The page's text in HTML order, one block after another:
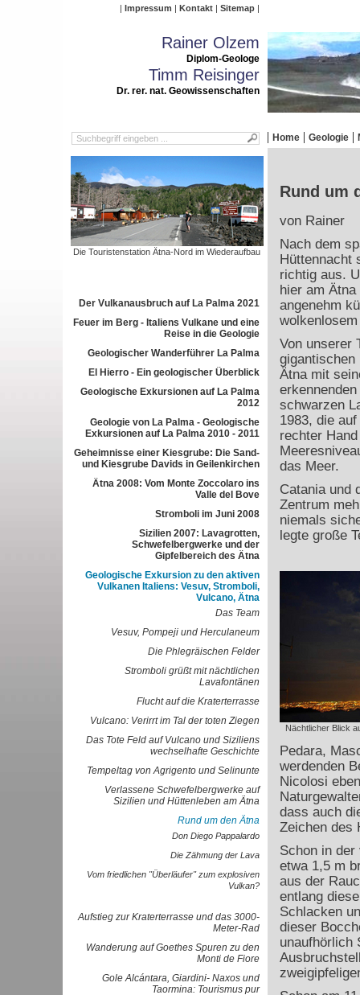
Impressum Kontakt Sitemap
Rainer Olzem
Diplom-Geologe
Timm Reisinger
Dr. rer. nat. Geowissenschaften
Home Geologie
Die Touristenstation Ätna-Nord im Wiederaufbau
Der Vulkanausbruch auf La Palma 2021
Feuer im Berg - Italiens Vulkane und eine
Reise in die Geologie
Geologischer Wanderführer La Palma
El Hierro - Ein geologischer Überblick
Geologische Exkursionen auf La Palma
2012
Geologie von La Palma - Geologische
Exkursionen auf La Palma 2010 - 2011
Geheimnisse einer Kiesgrube: Die Sand-
und Kiesgrube Davids in Geilenkirchen
Ätna 2008: Vom Monte Zoccolaro ins
Valle del Bove
Stromboli im Juni 2008
Sizilien 2007: Lavagrotten,
Schwefelbergwerke und der
Gipfelbereich des Ätna
Geologische Exkursion zu den aktiven
Vulkanen Italiens: Vesuv, Stromboli,
Vulcano, Ätna
Das Team
Vesuv, Pompeji und Herculaneum
Die Phlegräischen Felder
Stromboli grüßt mit nächtlichen
Lavafontänen
Flucht auf die Kraterterrasse
Vulcano: Verirrt im Tal der toten Ziegen
Das Tote Feld auf Vulcano und Siziliens
wechselhafte Geschichte
Tempeltag von Agrigento und Selinunte
Verlassene Schwefelbergwerke auf
Sizilien und Hüttenleben am Ätna
Rund um den Ätna
Don Diego Pappalardo
Die Zähmung der Lava
Vom friedlichen "Überläufer" zum explosiven
Vulkan?
Aufstieg zur Kraterterrasse und das 3000-
Meter-Rad
Wanderung auf Goethes Spuren zu den
Monti de Fiore
Gole Alcántara, Giardini- Naxos und
Taormina: Tourismus pur
Rund um
von Rainer
Nach dem
Hüttennacht
richtig aus.
hier am
angenehm
Von unserer
Ätna mit
schwarzen
1983, die
rechter
das Meer.
Catania und
Zentrum
niemals
legte große
Nächtlicher Blick
Pedara,
werdenden
Nicolosi
dass auch
Zeichen des
Schon in
etwa 1,5 m
aus der
entlang
Schlacken
dieser
unaufhörlich